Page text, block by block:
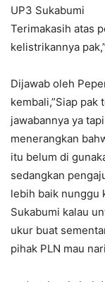
UP3 Sukabumi
Terimakasih atas
kelistrikannya
Dijawab oleh
kembali,”Siap pak
jawabannya ya
menerangkan
itu belum di
sedangkan
lebih baik nunggu
Sukabumi kalau
ukur buat
pihak PLN mau